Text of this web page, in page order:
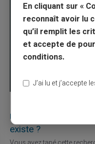
Une carte bancaire
existe ?
En cliquant sur «
reconnaît avoir lu
qu’il remplit les
et accepte de
conditions.
J’ai lu et j’accepte